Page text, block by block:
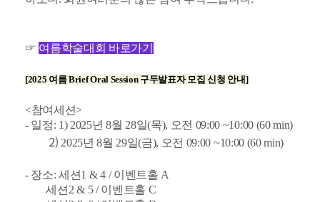
☞ 여름학술대회 바로가기
[2025 여름 Brief Oral Session 구두발표자 모집 신청 안내]
<참여세션>
- 일정: 1) 2025년 8월 28일(목), 오전 09:00 ~10:00 (60 min)
2)2025년 8월 29일(금), 오전 09:00 ~10:00 (60 min)
- 장소: 세션1 & 4 / 이벤트홀 A
세션2 & 5 /이벤트홀 C